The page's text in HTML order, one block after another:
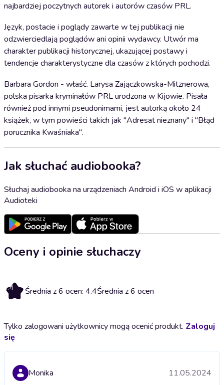
najbardziej poczytnych autorek i autorów czasów PRL.
Język, postacie i poglądy zawarte w tej publikacji nie
odzwierciedlają poglądów ani opinii wydawcy. Utwór ma
charakter publikacji historycznej, ukazującej postawy i
tendencje charakterystyczne dla czasów z których pochodzi.
Barbara Gordon - właść. Larysa Zajączkowska-Mitznerowa,
polska pisarka kryminałów PRL urodzona w Kijowie. Pisała
również pod innymi pseudonimami, jest autorką około 24
książek, w tym powieści takich jak "Adresat nieznany" i "Błąd
porucznika Kwaśniaka".
Jak słuchać audiobooka?
Słuchaj audiobooka na urządzeniach Android i iOS w aplikacji
Audioteki
Oceny i opinie słuchaczy
4.4 Średnia z 6 ocen: 4.4Średnia z 6 ocen
Tylko zalogowani użytkownicy mogą ocenić produkt. Zaloguj
się
Monika 11.05.2024